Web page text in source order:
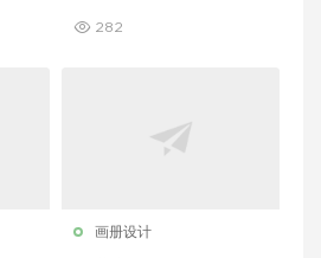
282
画册设计